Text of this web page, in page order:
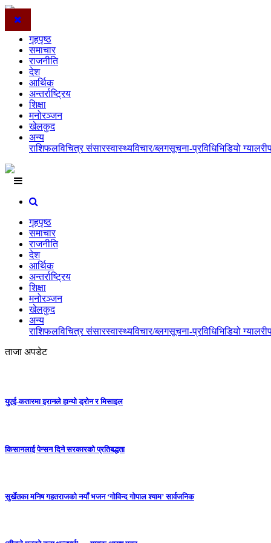
गृहपृष्ठ
समाचार
राजनीति
देश
आर्थिक
अन्तर्राष्ट्रिय
शिक्षा
मनोरञ्जन
खेलकुद
अन्य
राशिफलविचित्र संसारस्वास्थ्यविचार/ब्लगसूचना-प्रविधिभिडियो ग्यालरी
गृहपृष्ठ
समाचार
राजनीति
देश
आर्थिक
अन्तर्राष्ट्रिय
शिक्षा
मनोरञ्जन
खेलकुद
अन्य
राशिफलविचित्र संसारस्वास्थ्यविचार/ब्लगसूचना-प्रविधिभिडियो ग्यालरी
ताजा अपडेट
युएई-कतारमा इरानले हान्यो ड्रोन र मिसाइल
किसानलाई पेन्सन दिने सरकारको प्रतिबद्धता
सुर्खेतका मनिष गहतराजको नयाँ भजन ‘गोविन्द गोपाल श्याम’ सार्वजनिक